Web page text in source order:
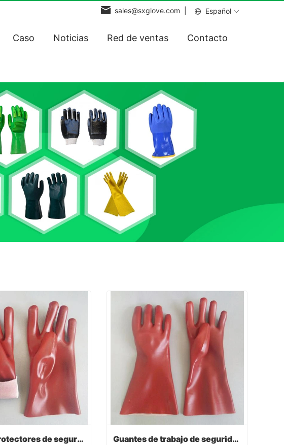
Español
sales@sxglove.com |
Caso Noticias Red de ventas Contacto
Guantes protectores de seguridad de pvc rojo oscuro 27cm Guantes de trabajo de seguridad sumergidos en pvc rojo oscuro 35cm